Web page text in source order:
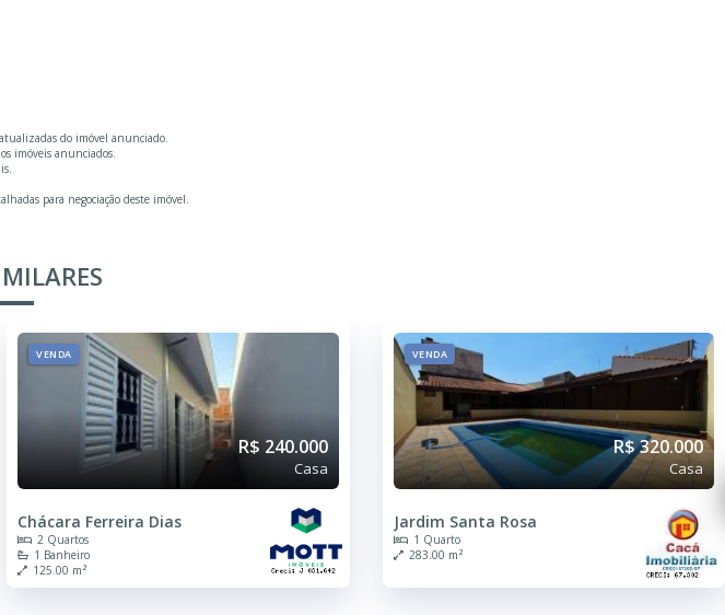
do imóvel anunciado.
imóveis anunciados.
para negociação deste imóvel.
VENDA
R$ 240.000
Casa
Chácara Ferreira Dias
2 Quartos
1 Banheiro
125.00 m²
VENDA
R$ 320.000
Casa
Jardim Santa Rosa
1 Quarto
283.00 m²